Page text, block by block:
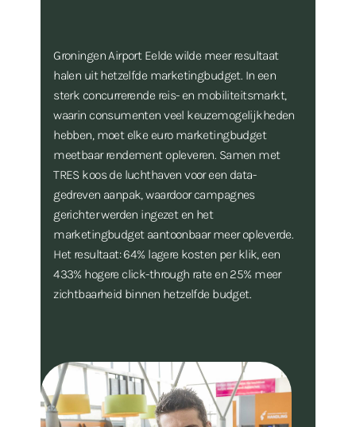
Groningen Airport Eelde wilde meer resultaat
halen uit hetzelfde marketingbudget. In een
sterk concurrerende reis- en mobiliteitsmarkt,
waarin consumenten veel keuzemogelijkheden
hebben, moet elke euro marketingbudget
meetbaar rendement opleveren. Samen met
TRES koos de luchthaven voor een data-
gedreven aanpak, waardoor campagnes
gerichter werden ingezet en het
marketingbudget aantoonbaar meer opleverde.
Het resultaat: 64% lagere kosten per klik, een
433% hogere click-through rate en 25% meer
zichtbaarheid binnen hetzelfde budget.